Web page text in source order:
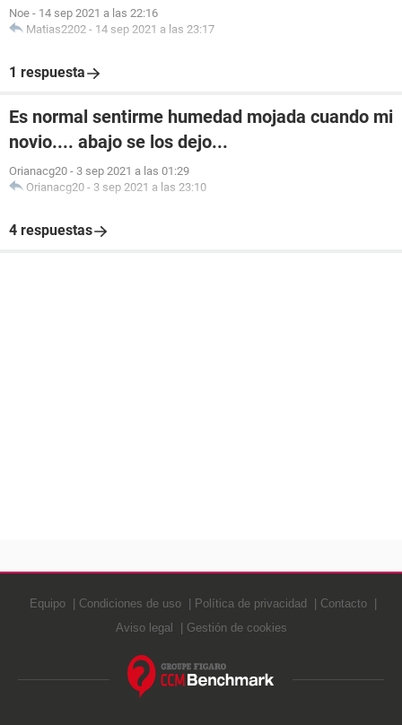
Noe - 14 sep 2021 a las 22:16
Matias2202 - 14 sep 2021 a las 23:17
1 respuesta
Es normal sentirme humedad mojada cuando mi
novio.... abajo se los dejo...
Orianacg20 - 3 sep 2021 a las 01:29
Orianacg20 - 3 sep 2021 a las 23:10
4 respuestas
Equipo Condiciones de uso Política de privacidad
Contacto
Aviso legal
Gestión de cookies